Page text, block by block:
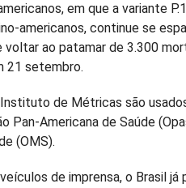
em que a variante
americanos, continue se
voltar ao patamar de 3.300
21 setembro.
de Métricas são
Pan-Americana de Saúde
(OMS).
de imprensa, o Brasil já